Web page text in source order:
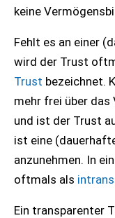
keine
Fehlt es an einer
wird der Trust
Trust bezeichnet.
mehr frei über
und ist der Trust
ist eine
anzunehmen. In
oftmals als
Ein transparenter